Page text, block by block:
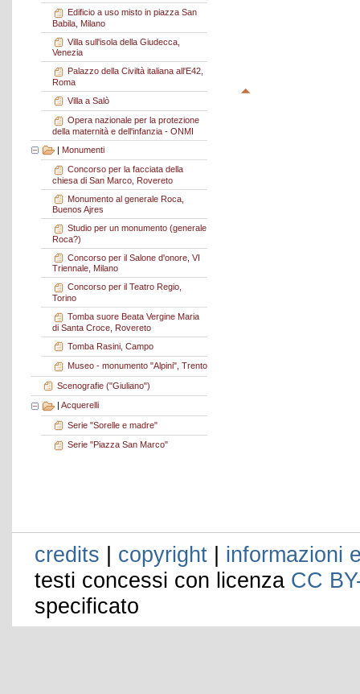
Edificio a uso misto in piazza San
Babila, Milano
Villa sull'isola della Giudecca,
Venezia
Palazzo della Civiltà italiana all'E42,
Roma
Villa a Salò
Opera nazionale per la protezione
della maternità e dell'infanzia - ONMI
| Monumenti
Concorso per la facciata della
chiesa di San Marco, Rovereto
Monumento al generale Roca,
Buenos Ajres
Studio per un monumento (generale
Roca?)
Concorso per il Salone d'onore, VI
Triennale, Milano
Concorso per il Teatro Regio,
Torino
Tomba suore Beata Vergine Maria
di Santa Croce, Rovereto
Tomba Rasini, Campo
Museo - monumento "Alpini", Trento
Scenografie ("Giuliano")
Acquerelli
Serie "Sorelle e madre"
Serie "Piazza San Marco"
credits | copyright | informazioni
testi concessi con licenza CC
specificato